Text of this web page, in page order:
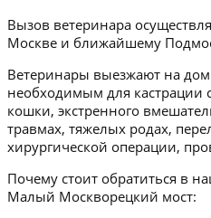
Вызов ветеринара
Москве и ближайшему
Ветеринары выезжают на
необходимым для кастрации
кошки, экстренного
травмах, тяжелых родах,
хирургической операции,
Почему стоит обратиться в
Малый Москворецкий мост: